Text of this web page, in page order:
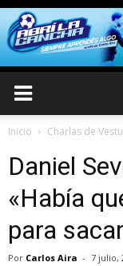
Inicio Charlas de
Daniel
«Había
para
Por Carlos Aira - 7 julio,